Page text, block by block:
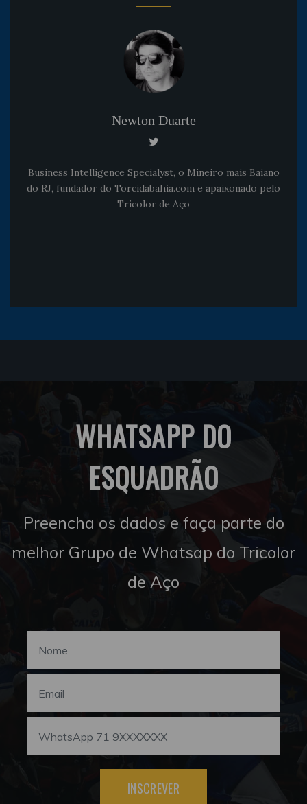
Newton Duarte
Business Intelligence Specialyst, o Mineiro mais Baiano
do RJ, fundador do Torcidabahia.com e apaixonado pelo
Tricolor de Aço
WHATSAPP DO
ESQUADRÃO
Preencha os dados e faça parte do
melhor Grupo de Whatsap do Tricolor
de Aço
INSCREVER